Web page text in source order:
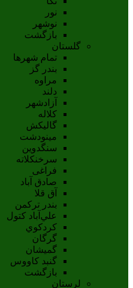
نور
نوشهر
بازگشت
گلستان
تمام شهر‌ها
بندر گز
مراوه
دلند
آزادشهر
کلاله
گالیکش
مینودشت
سنگدوین
سرخنکلاته
فراغی
صادق آباد
آق قلا
بندر ترکمن
علي‌آباد کتول
کردکوي
گرگان
گميشان
گنبد کاووس
بازگشت
لرستان